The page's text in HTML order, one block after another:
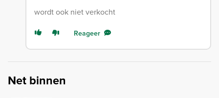
wordt ook niet verkocht
Reageer
Net binnen